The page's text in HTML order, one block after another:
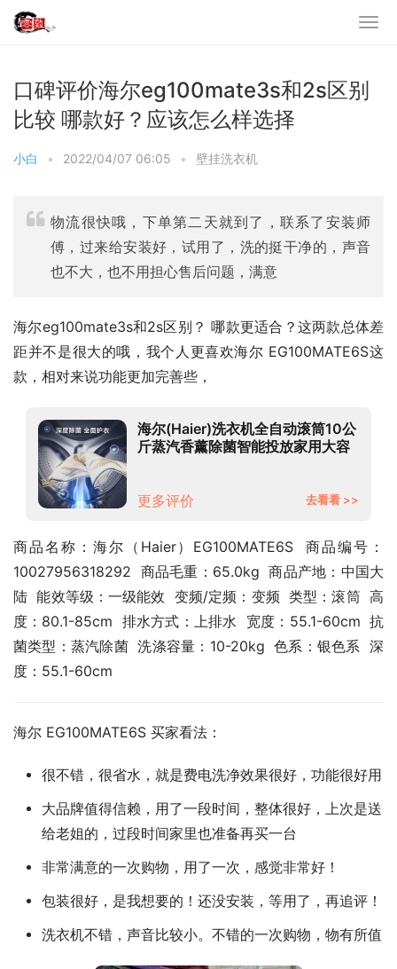
口碑评价海尔eg100mate3s和2s区别
比较 哪款好？应该怎么样选择
小白 • 2022/04/07 06:05 • 壁挂洗衣机
物流很快哦，下单第二天就到了，联系了安装师
傅，过来给安装好，试用了，洗的挺干净的，声音
也不大，也不用担心售后问题，满意
海尔eg100mate3s和2s区别？ 哪款更适合？这两款总体差
距并不是很大的哦，我个人更喜欢海尔 EG100MATE6S这
款，相对来说功能更加完善些，
海尔(Haier)洗衣机全自动滚筒10公
斤蒸汽香薰除菌智能投放家用大容
更多评价
去看看 >>
商品名称：海尔（Haier）EG100MATE6S  商品编号：
10027956318292  商品毛重：65.0kg  商品产地：中国大
陆  能效等级：一级能效  变频/定频：变频  类型：滚筒  高
度：80.1-85cm  排水方式：上排水  宽度：55.1-60cm  抗
菌类型：蒸汽除菌  洗涤容量：10-20kg  色系：银色系  深
度：55.1-60cm
海尔 EG100MATE6S 买家看法：
很不错，很省水，就是费电洗净效果很好，功能很好用
大品牌值得信赖，用了一段时间，整体很好，上次是送
给老姐的，过段时间家里也准备再买一台
非常满意的一次购物，用了一次，感觉非常好！
包装很好，是我想要的！还没安装，等用了，再追评！
洗衣机不错，声音比较小。不错的一次购物，物有所值